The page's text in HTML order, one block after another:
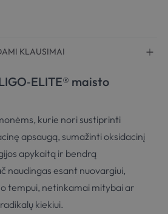
KLAUSIMAI
maisto
kurie nori sustiprinti
apsaugą, sumažinti oksidacinį
apykaitą ir bendrą
naudingas esant nuovargiui,
tempui, netinkamai mitybai ar
kiekiui.